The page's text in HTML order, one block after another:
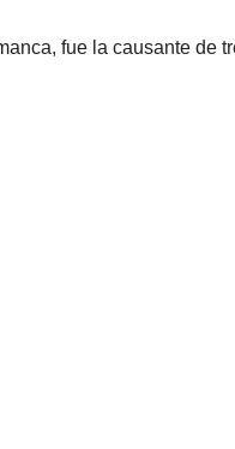
fue la causante de